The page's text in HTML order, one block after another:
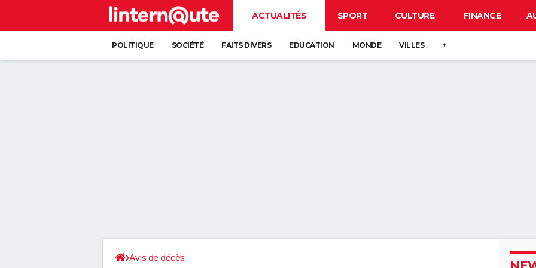
ACTUALITÉS SPORT CULTURE FINANCE
POLITIQUE SOCIÉTÉ FAITS DIVERS EDUCATION MONDE VILLES +
Avis de décès